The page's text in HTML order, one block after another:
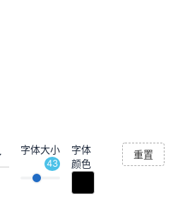
字体大小
43
字体
颜色
重置